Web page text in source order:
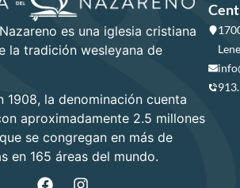
es una iglesia cristiana
la tradición wesleyana de
1908, la denominación cuenta
aproximadamente 2.5 millones
se congregan en más de
en 165 áreas del mundo.